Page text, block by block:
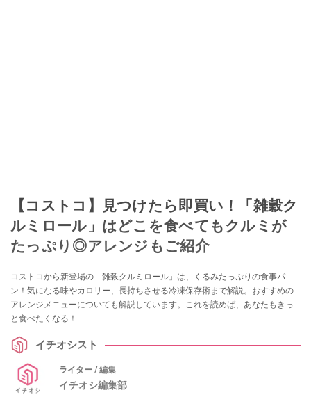
【コストコ】見つけたら即買い！「雑穀ク
ルミロール」はどこを食べてもクルミが
たっぷり◎アレンジもご紹介
コストコから新登場の「雑穀クルミロール」は、くるみたっぷりの食事パ
ン！気になる味やカロリー、長持ちさせる冷凍保存術まで解説。おすすめの
アレンジメニューについても解説しています。これを読めば、あなたもきっ
と食べたくなる！
イチオシスト
ライター / 編集
イチオシ編集部